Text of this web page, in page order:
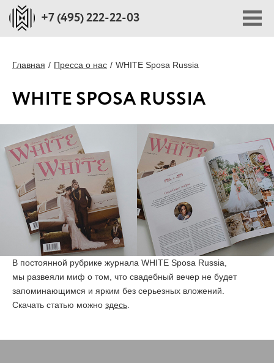
+7 (495) 222-22-03
ПЛОЩАДКИ
СТОИМОСТЬ
БЛОГ
О НАС
ПРЕССА О НАС
ОТЗЫВЫ
Главная Пресса о нас WHITE Sposa Russia
WHITE SPOSA RUSSIA
В постоянной рубрике журнала WHITE Sposa Russia,
мы развеяли миф о том, что свадебный вечер не будет
запоминающимся и ярким без серьезных вложений.
Скачать статью можно здесь